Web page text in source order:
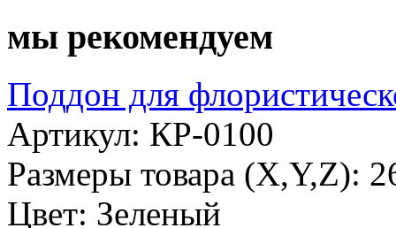
мы рекомендуем
Поддон для
Артикул: КР-0100
Размеры товара (X,Y,Z):
Цвет: Зеленый